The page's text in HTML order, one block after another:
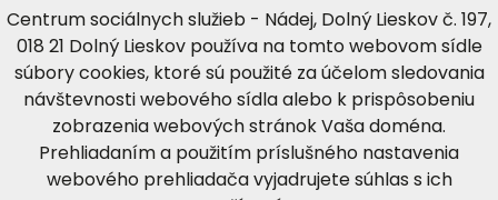
Centrum sociálnych služieb - Nádej, Dolný Lieskov č. 197,
018 21 Dolný Lieskov používa na tomto webovom sídle
súbory cookies, ktoré sú použité za účelom sledovania
návštevnosti webového sídla alebo k prispôsobeniu
zobrazenia webových stránok Vaša doména.
Prehliadaním a použitím príslušného nastavenia
webového prehliadača vyjadrujete súhlas s ich